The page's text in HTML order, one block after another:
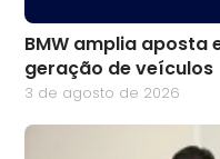
BMW amplia aposta
geração de veículos
3 de agosto de 2026